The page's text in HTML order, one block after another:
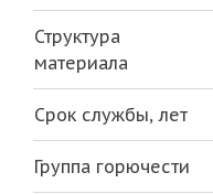
Структура
материала
Срок службы, лет
Группа горючести